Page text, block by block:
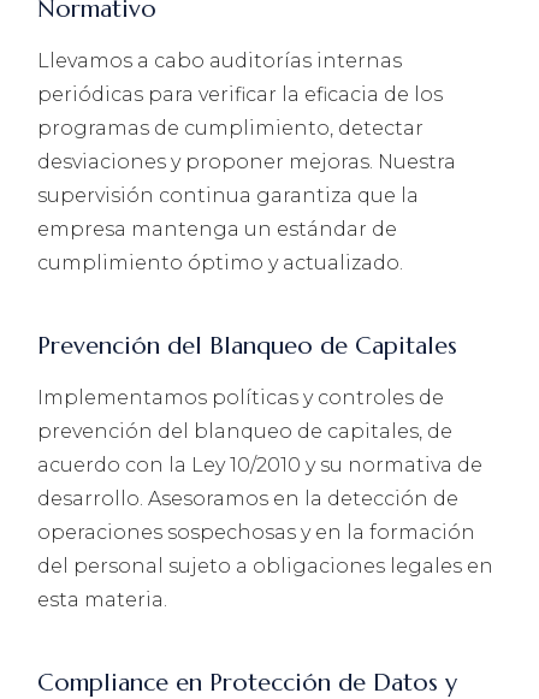
Normativo
Llevamos a cabo auditorías internas
periódicas para verificar la eficacia de los
programas de cumplimiento, detectar
desviaciones y proponer mejoras. Nuestra
supervisión continua garantiza que la
empresa mantenga un estándar de
cumplimiento óptimo y actualizado.
Prevención del Blanqueo de Capitales
Implementamos políticas y controles de
prevención del blanqueo de capitales, de
acuerdo con la Ley 10/2010 y su normativa de
desarrollo. Asesoramos en la detección de
operaciones sospechosas y en la formación
del personal sujeto a obligaciones legales en
esta materia.
Compliance en Protección de Datos y